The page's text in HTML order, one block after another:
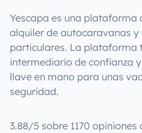
Yescapa es una plataforma
alquiler de autocaravanas
particulares. La plataforma
intermediario de confianza
llave en mano para unas
seguridad.
3.88/5 sobre 1170 opiniones